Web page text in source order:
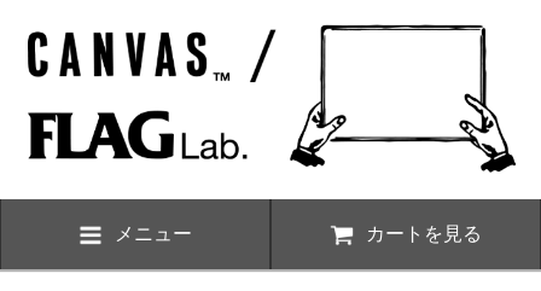
メニュー カートを見る